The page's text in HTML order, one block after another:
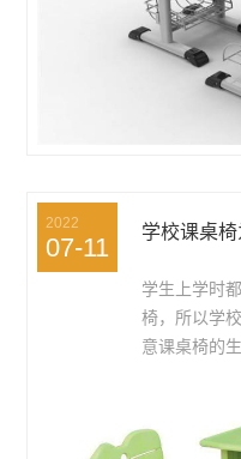
2022
07-11
学校课桌
学生上学时
椅，所以学
意课桌椅的